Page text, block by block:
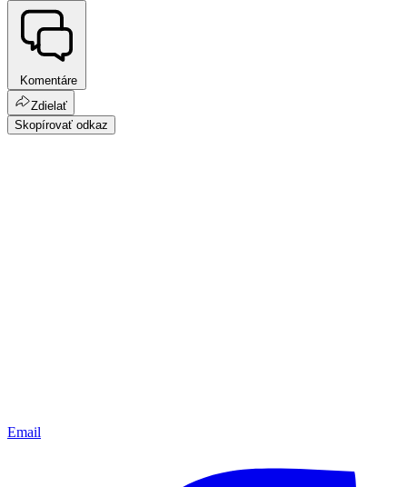
Komentáre
Zdielať
Skopírovať odkaz
Email